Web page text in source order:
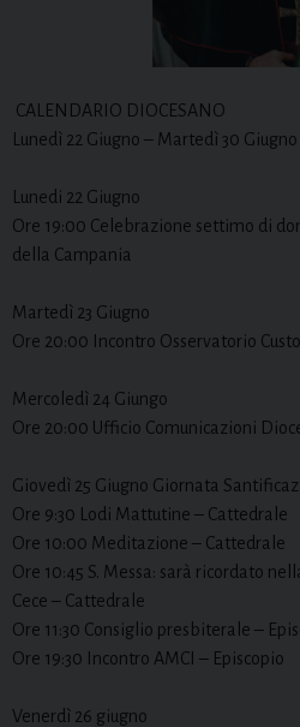
CALENDARIO DIOCESANO
Lunedì 22 Giugno – Martedì 30 Giugno
Lunedi 22 Giugno
Ore 19:00 Celebrazione settimo di
della Campania
Martedì 23 Giugno
Ore 20:00 Incontro Osservatorio
Mercoledì 24 Giungo
Ore 20:00 Ufficio Comunicazioni
Giovedì 25 Giugno Giornata
Ore 9:30 Lodi Mattutine – Cattedrale
Ore 10:00 Meditazione – Cattedrale
Ore 10:45 S. Messa: sarà ricordato
Cece – Cattedrale
Ore 11:30 Consiglio presbiterale –
Ore 19:30 Incontro AMCI – Episcopio
Venerdì 26 giugno